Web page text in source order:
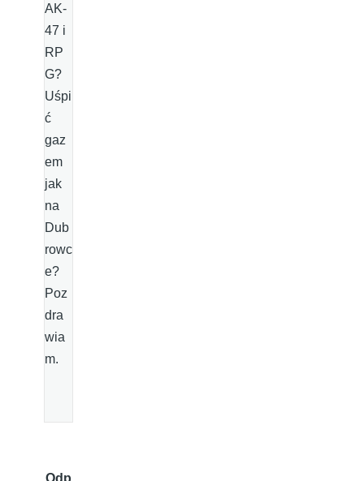
AK-
47 i
RP
G?
Uśpi
ć
gaz
em
jak
na
Dub
rowc
e?
Poz
dra
wia
m.
Odp